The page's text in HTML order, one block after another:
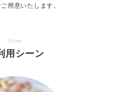
用意いたします。
Scene
用シーン